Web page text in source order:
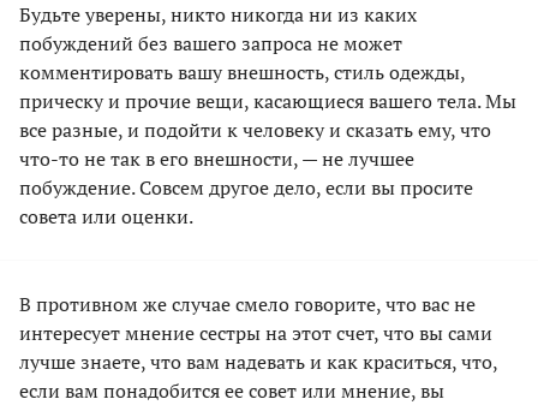
Будьте уверены, никто никогда ни из каких
побуждений без вашего запроса не может
комментировать вашу внешность, стиль одежды,
прическу и прочие вещи, касающиеся вашего тела. Мы
все разные, и подойти к человеку и сказать ему, что
что-то не так в его внешности, — не лучшее
побуждение. Совсем другое дело, если вы просите
совета или оценки.
В противном же случае смело говорите, что вас не
интересует мнение сестры на этот счет, что вы сами
лучше знаете, что вам надевать и как краситься, что,
если вам понадобится ее совет или мнение, вы